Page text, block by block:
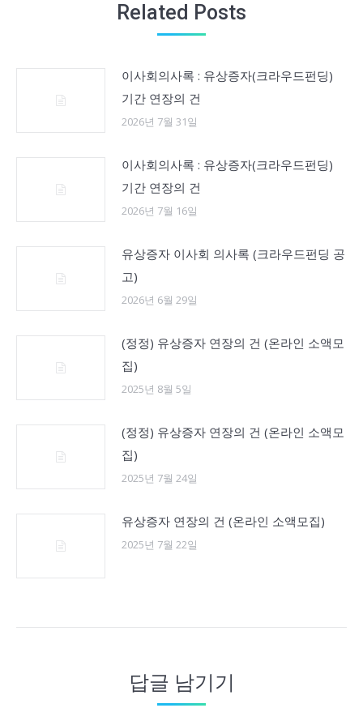
Related Posts
이사회의사록 : 유상증자(크라우드펀딩)
기간 연장의 건
2026년 7월 31일
이사회의사록 : 유상증자(크라우드펀딩)
기간 연장의 건
2026년 7월 16일
유상증자 이사회 의사록 (크라우드펀딩 공
고)
2026년 6월 29일
(정정) 유상증자 연장의 건 (온라인 소액모
집)
2025년 8월 5일
(정정) 유상증자 연장의 건 (온라인 소액모
집)
2025년 7월 24일
유상증자 연장의 건 (온라인 소액모집)
2025년 7월 22일
답글 남기기